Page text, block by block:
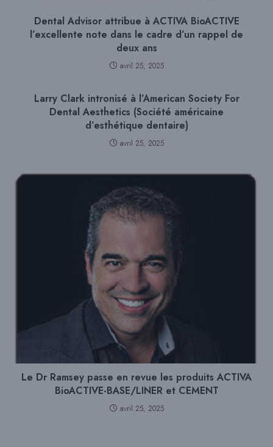
Dental Advisor attribue à ACTIVA BioACTIVE
l’excellente note dans le cadre d’un rappel de
deux ans
avril 25, 2025
Larry Clark intronisé à l’American Society For
Dental Aesthetics (Société américaine
d’esthétique dentaire)
avril 25, 2025
Le Dr Ramsey passe en revue les produits ACTIVA
BioACTIVE-BASE/LINER et CEMENT
avril 25, 2025